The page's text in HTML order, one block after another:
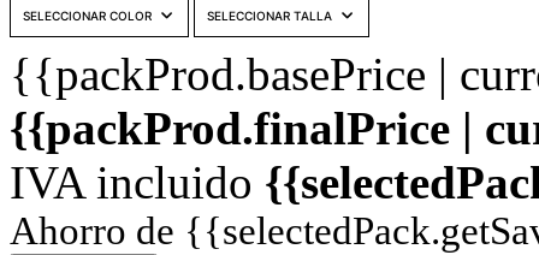
{{packProd.basePrice |
{{packProd.finalPrice |
IVA incluido
Ahorro de